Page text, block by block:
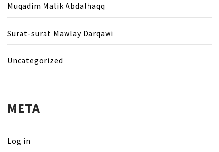
Muqadim Malik Abdalhaqq
Surat-surat Mawlay Darqawi
Uncategorized
META
Log in